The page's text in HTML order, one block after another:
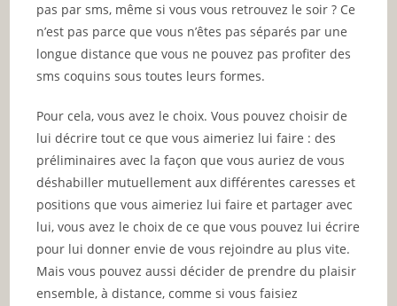
pas par sms, même si vous vous retrouvez le soir ? Ce
n’est pas parce que vous n’êtes pas séparés par une
longue distance que vous ne pouvez pas profiter des
sms coquins sous toutes leurs formes.
Pour cela, vous avez le choix. Vous pouvez choisir de
lui décrire tout ce que vous aimeriez lui faire : des
préliminaires avec la façon que vous auriez de vous
déshabiller mutuellement aux différentes caresses et
positions que vous aimeriez lui faire et partager avec
lui, vous avez le choix de ce que vous pouvez lui écrire
pour lui donner envie de vous rejoindre au plus vite.
Mais vous pouvez aussi décider de prendre du plaisir
ensemble, à distance, comme si vous faisiez